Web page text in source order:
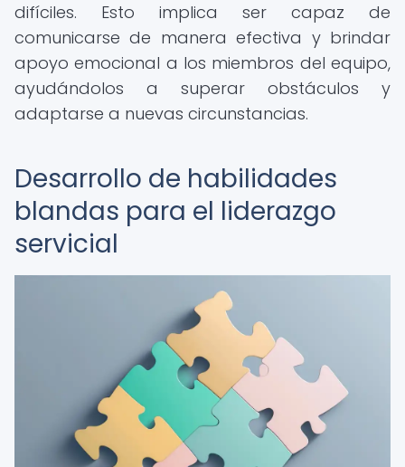
difíciles. Esto implica ser capaz de
comunicarse de manera efectiva y brindar
apoyo emocional a los miembros del equipo,
ayudándolos a superar obstáculos y
adaptarse a nuevas circunstancias.
Desarrollo de habilidades
blandas para el liderazgo
servicial